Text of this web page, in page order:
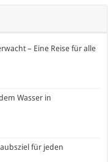
– Eine Reise für alle
Wasser in
für jeden